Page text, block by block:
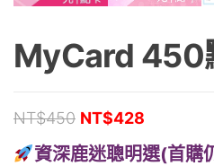
MyCard 450
NT$450 原始價格：
NT$428
資深鹿迷聰明選(首購